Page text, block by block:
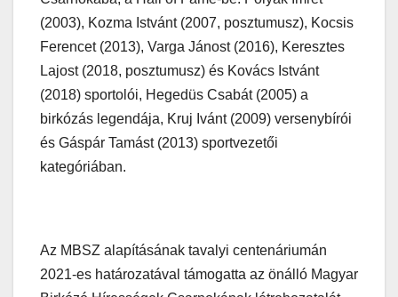
(2003), Kozma Istvánt (2007, posztumusz), Kocsis
Ferencet (2013), Varga Jánost (2016), Keresztes
Lajost (2018, posztumusz) és Kovács Istvánt
(2018) sportolói, Hegedüs Csabát (2005) a
birkózás legendája, Kruj Ivánt (2009) versenybírói
és Gáspár Tamást (2013) sportvezetői
kategóriában.
Az MBSZ alapításának tavalyi centenáriumán
2021-es határozatával támogatta az önálló Magyar